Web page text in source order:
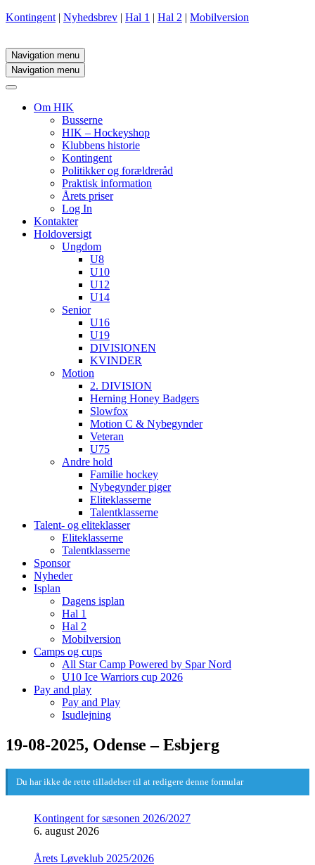
Kontingent | Nyhedsbrev | Hal 1 | Hal 2 | Mobilversion
Navigation menu
Navigation menu
Om HIK
Busserne
HIK – Hockeyshop
Klubbens historie
Kontingent
Politikker og forældreråd
Praktisk information
Årets priser
Log In
Kontakter
Holdoversigt
Ungdom
U8
U10
U12
U14
Senior
U16
U19
DIVISIONEN
KVINDER
Motion
2. DIVISION
Herning Honey Badgers
Slowfox
Motion C & Nybegynder
Veteran
U75
Andre hold
Familie hockey
Nybegynder piger
Eliteklasserne
Talentklasserne
Talent- og eliteklasser
Eliteklasserne
Talentklasserne
Sponsor
Nyheder
Isplan
Dagens isplan
Hal 1
Hal 2
Mobilversion
Camps og cups
All Star Camp Powered by Spar Nord
U10 Ice Warriors cup 2026
Pay and play
Pay and Play
Isudlejning
19-08-2025, Odense – Esbjerg
Du har ikke de rette tilladelser til at redigere denne formular
Kontingent for sæsonen 2026/2027
6. august 2026
Årets Løveklub 2025/2026